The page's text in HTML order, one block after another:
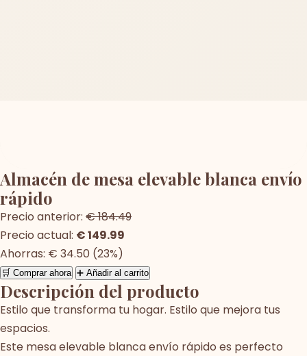
Almacén de mesa elevable blanca envío
rápido
Precio anterior: € 184.49
Precio actual: € 149.99
Ahorras: € 34.50 (23%)
🛒 Comprar ahora ➕ Añadir al carrito
Descripción del producto
Estilo que transforma tu hogar. Estilo que mejora tus
espacios.
Este mesa elevable blanca envío rápido es perfecto